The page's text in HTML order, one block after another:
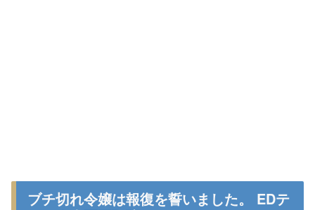
ブチ切れ令嬢は報復を誓いました。 EDテ